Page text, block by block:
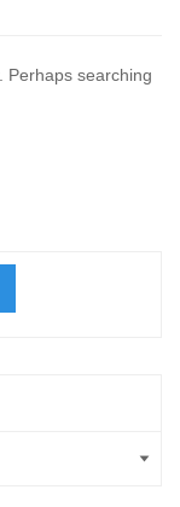
Perhaps searching